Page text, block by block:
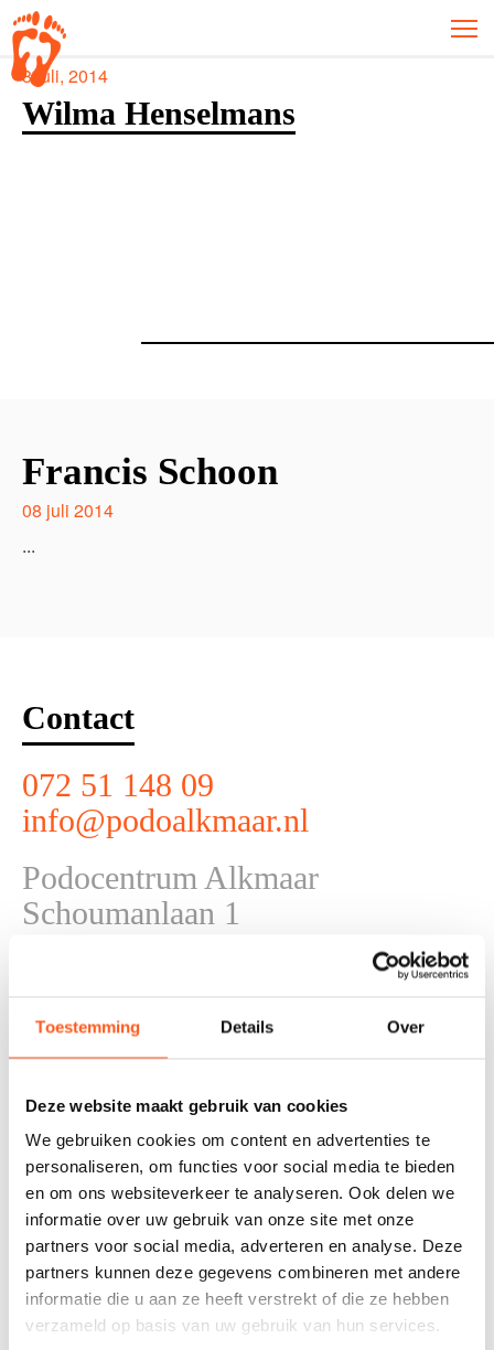
Toestemming Details Over
Deze website maakt gebruik van cookies
We gebruiken cookies om content en advertenties te
personaliseren, om functies voor social media te bieden
en om ons websiteverkeer te analyseren. Ook delen we
informatie over uw gebruik van onze site met onze
partners voor social media, adverteren en analyse. Deze
partners kunnen deze gegevens combineren met andere
informatie die u aan ze heeft verstrekt of die ze hebben
verzameld op basis van uw gebruik van hun services.
8 juli, 2014
Wilma Henselmans
Francis Schoon
08 juli 2014
...
Contact
072 51 148 09
info@podoalkmaar.nl
Podocentrum Alkmaar
Schoumanlaan 1
Telefoonnummer
Bericht *